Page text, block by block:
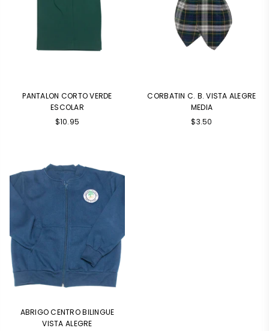
PANTALON CORTO VERDE
ESCOLAR
Precio
$10.95
CORBATIN C. B. VISTA ALEGRE
MEDIA
Precio
$3.50
ABRIGO CENTRO BILINGUE
VISTA ALEGRE